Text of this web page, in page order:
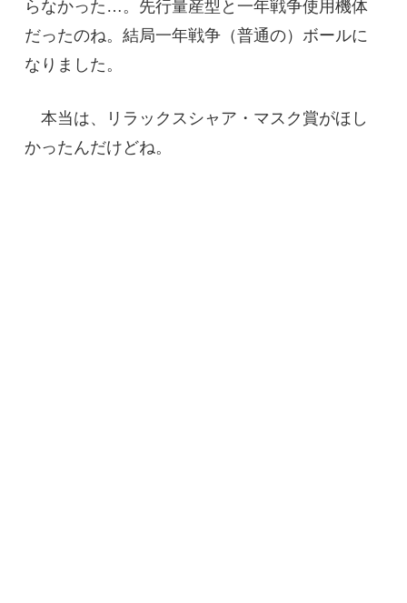
らなかった…。先行量産型と一年戦争使用機体
だったのね。結局一年戦争（普通の）ボールに
なりました。
本当は、リラックスシャア・マスク賞がほし
かったんだけどね。